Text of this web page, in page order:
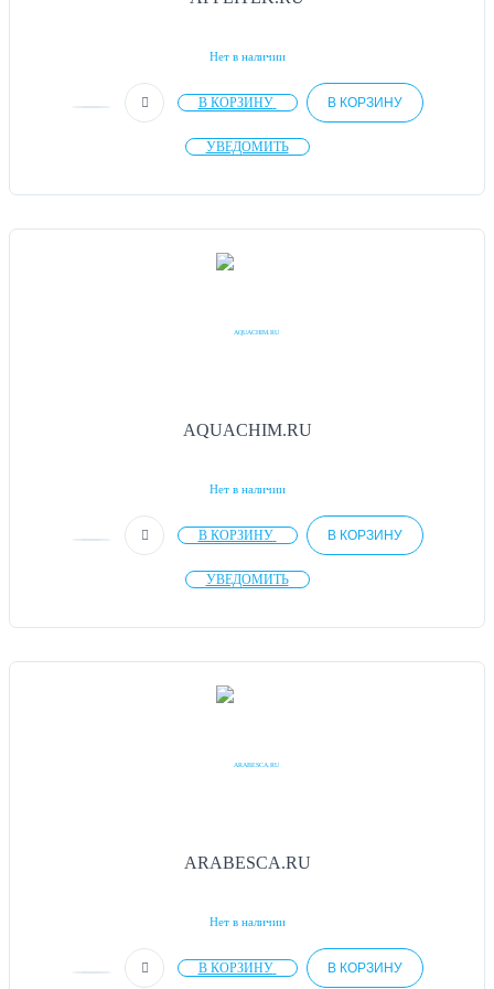
ЭКОСТАБ МУТНОМЕРЫ
Нет в наличии
В КОРЗИНУ В КОРЗИНУ
УВЕДОМИТЬ
AQUACHIM.RU
Нет в наличии
В КОРЗИНУ В КОРЗИНУ
УВЕДОМИТЬ
ARABESCA.RU
Нет в наличии
В КОРЗИНУ В КОРЗИНУ